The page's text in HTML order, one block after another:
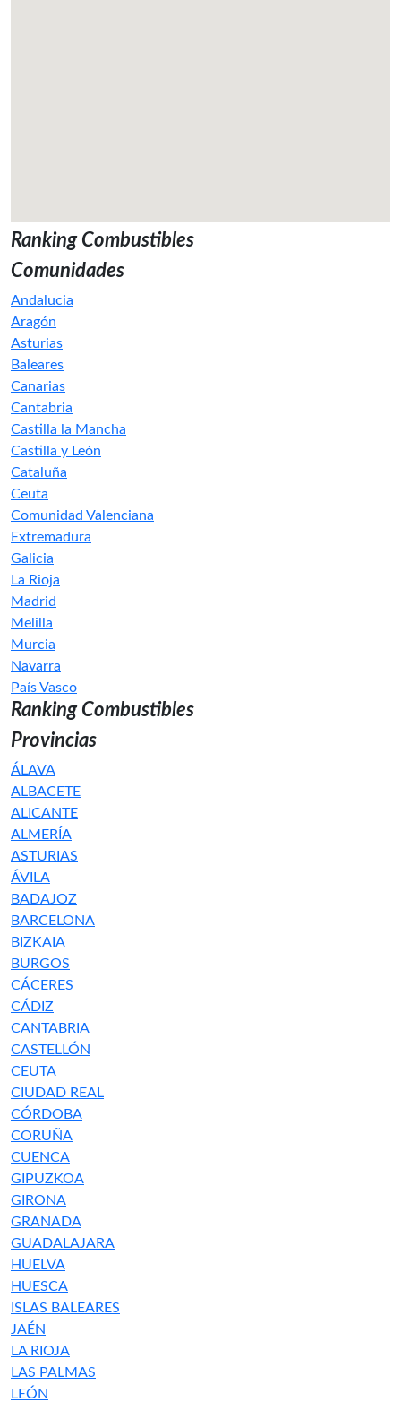
Ranking Combustibles
Comunidades
Andalucia
Aragón
Asturias
Baleares
Canarias
Cantabria
Castilla la Mancha
Castilla y León
Cataluña
Ceuta
Comunidad Valenciana
Extremadura
Galicia
La Rioja
Madrid
Melilla
Murcia
Navarra
País Vasco
Ranking Combustibles
Provincias
ÁLAVA
ALBACETE
ALICANTE
ALMERÍA
ASTURIAS
ÁVILA
BADAJOZ
BARCELONA
BIZKAIA
BURGOS
CÁCERES
CÁDIZ
CANTABRIA
CASTELLÓN
CEUTA
CIUDAD REAL
CÓRDOBA
CORUÑA
CUENCA
GIPUZKOA
GIRONA
GRANADA
GUADALAJARA
HUELVA
HUESCA
ISLAS BALEARES
JAÉN
LA RIOJA
LAS PALMAS
LEÓN